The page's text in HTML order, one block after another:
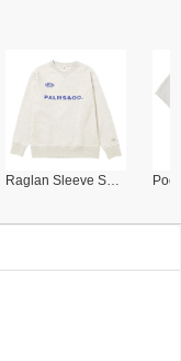
Raglan Sleeve Sweat Shirt